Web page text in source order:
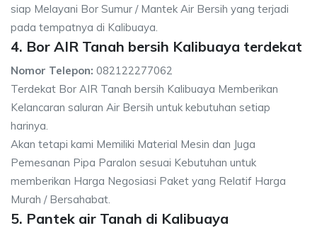
siap Melayani Bor Sumur / Mantek Air Bersih yang terjadi
pada tempatnya di Kalibuaya.
4. Bor AIR Tanah bersih Kalibuaya terdekat
Nomor Telepon: 082122277062
Terdekat Bor AIR Tanah bersih Kalibuaya Memberikan
Kelancaran saluran Air Bersih untuk kebutuhan setiap
harinya.
Akan tetapi kami Memiliki Material Mesin dan Juga
Pemesanan Pipa Paralon sesuai Kebutuhan untuk
memberikan Harga Negosiasi Paket yang Relatif Harga
Murah / Bersahabat.
5. Pantek air Tanah di Kalibuaya